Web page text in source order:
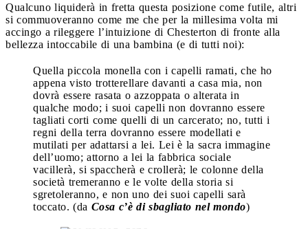
Qualcuno liquiderà in fretta questa posizione come futile, altri
si commuoveranno come me che per la millesima volta mi
accingo a rileggere l’intuizione di Chesterton di fronte alla
bellezza intoccabile di una bambina (e di tutti noi):
Quella piccola monella con i capelli ramati, che ho
appena visto trotterellare davanti a casa mia, non
dovrà essere rasata o azzoppata o alterata in
qualche modo; i suoi capelli non dovranno essere
tagliati corti come quelli di un carcerato; no, tutti i
regni della terra dovranno essere modellati e
mutilati per adattarsi a lei. Lei è la sacra immagine
dell’uomo; attorno a lei la fabbrica sociale
vacillerà, si spaccherà e crollerà; le colonne della
società tremeranno e le volte della storia si
sgretoleranno, e non uno dei suoi capelli sarà
toccato. (da Cosa c’è di sbagliato nel mondo)